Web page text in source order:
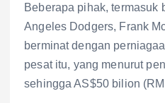
Beberapa pihak, termasuk
Angeles Dodgers, Frank
berminat dengan
pesat itu, yang menurut
sehingga AS$50 bilion